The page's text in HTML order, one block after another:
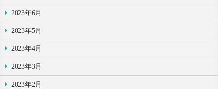
2023年6月
2023年5月
2023年4月
2023年3月
2023年2月